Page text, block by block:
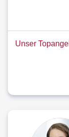
Unser